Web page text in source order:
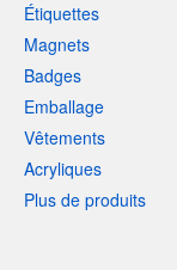
Étiquettes
Magnets
Badges
Emballage
Vêtements
Acryliques
Plus de produits